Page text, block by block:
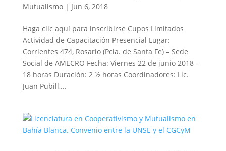
Mutualismo| Jun 6, 2018
Haga clic aquí para inscribirse Cupos Limitados
Actividad de Capacitación Presencial Lugar:
Corrientes 474, Rosario (Pcia. de Santa Fe) – Sede
Social de AMECRO Fecha: Viernes 22 de junio 2018 –
18 horas Duración: 2 ½ horas Coordinadores: Lic.
Juan Pubill,...